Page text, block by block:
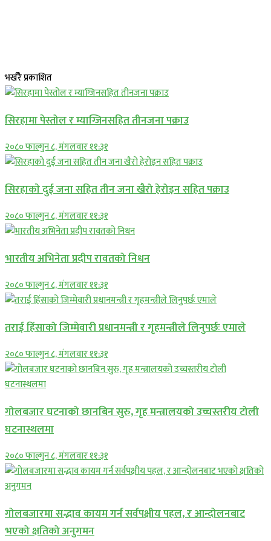
भर्खरै प्रकाशित
सिरहामा पेस्तोल र म्याग्जिनसहित तीनजना पक्राउ
२०८० फाल्गुन ८, मंगलवार ११:३१
सिरहाकाे दुई जना सहित तीन जना खैरो हेरोइन सहित पक्राउ
२०८० फाल्गुन ८, मंगलवार ११:३१
भारतीय अभिनेता प्रदीप रावतको निधन
२०८० फाल्गुन ८, मंगलवार ११:३१
तराई हिंसाको जिम्मेवारी प्रधानमन्त्री र गृहमन्त्रीले लिनुपर्छः एमाले
२०८० फाल्गुन ८, मंगलवार ११:३१
गोलबजार घटनाको छानबिन सुरु, गृह मन्त्रालयको उच्चस्तरीय टोली
घटनास्थलमा
२०८० फाल्गुन ८, मंगलवार ११:३१
गोलबजारमा सद्भाव कायम गर्न सर्वपक्षीय पहल, र आन्दोलनबाट
भएको क्षतिको अनुगमन